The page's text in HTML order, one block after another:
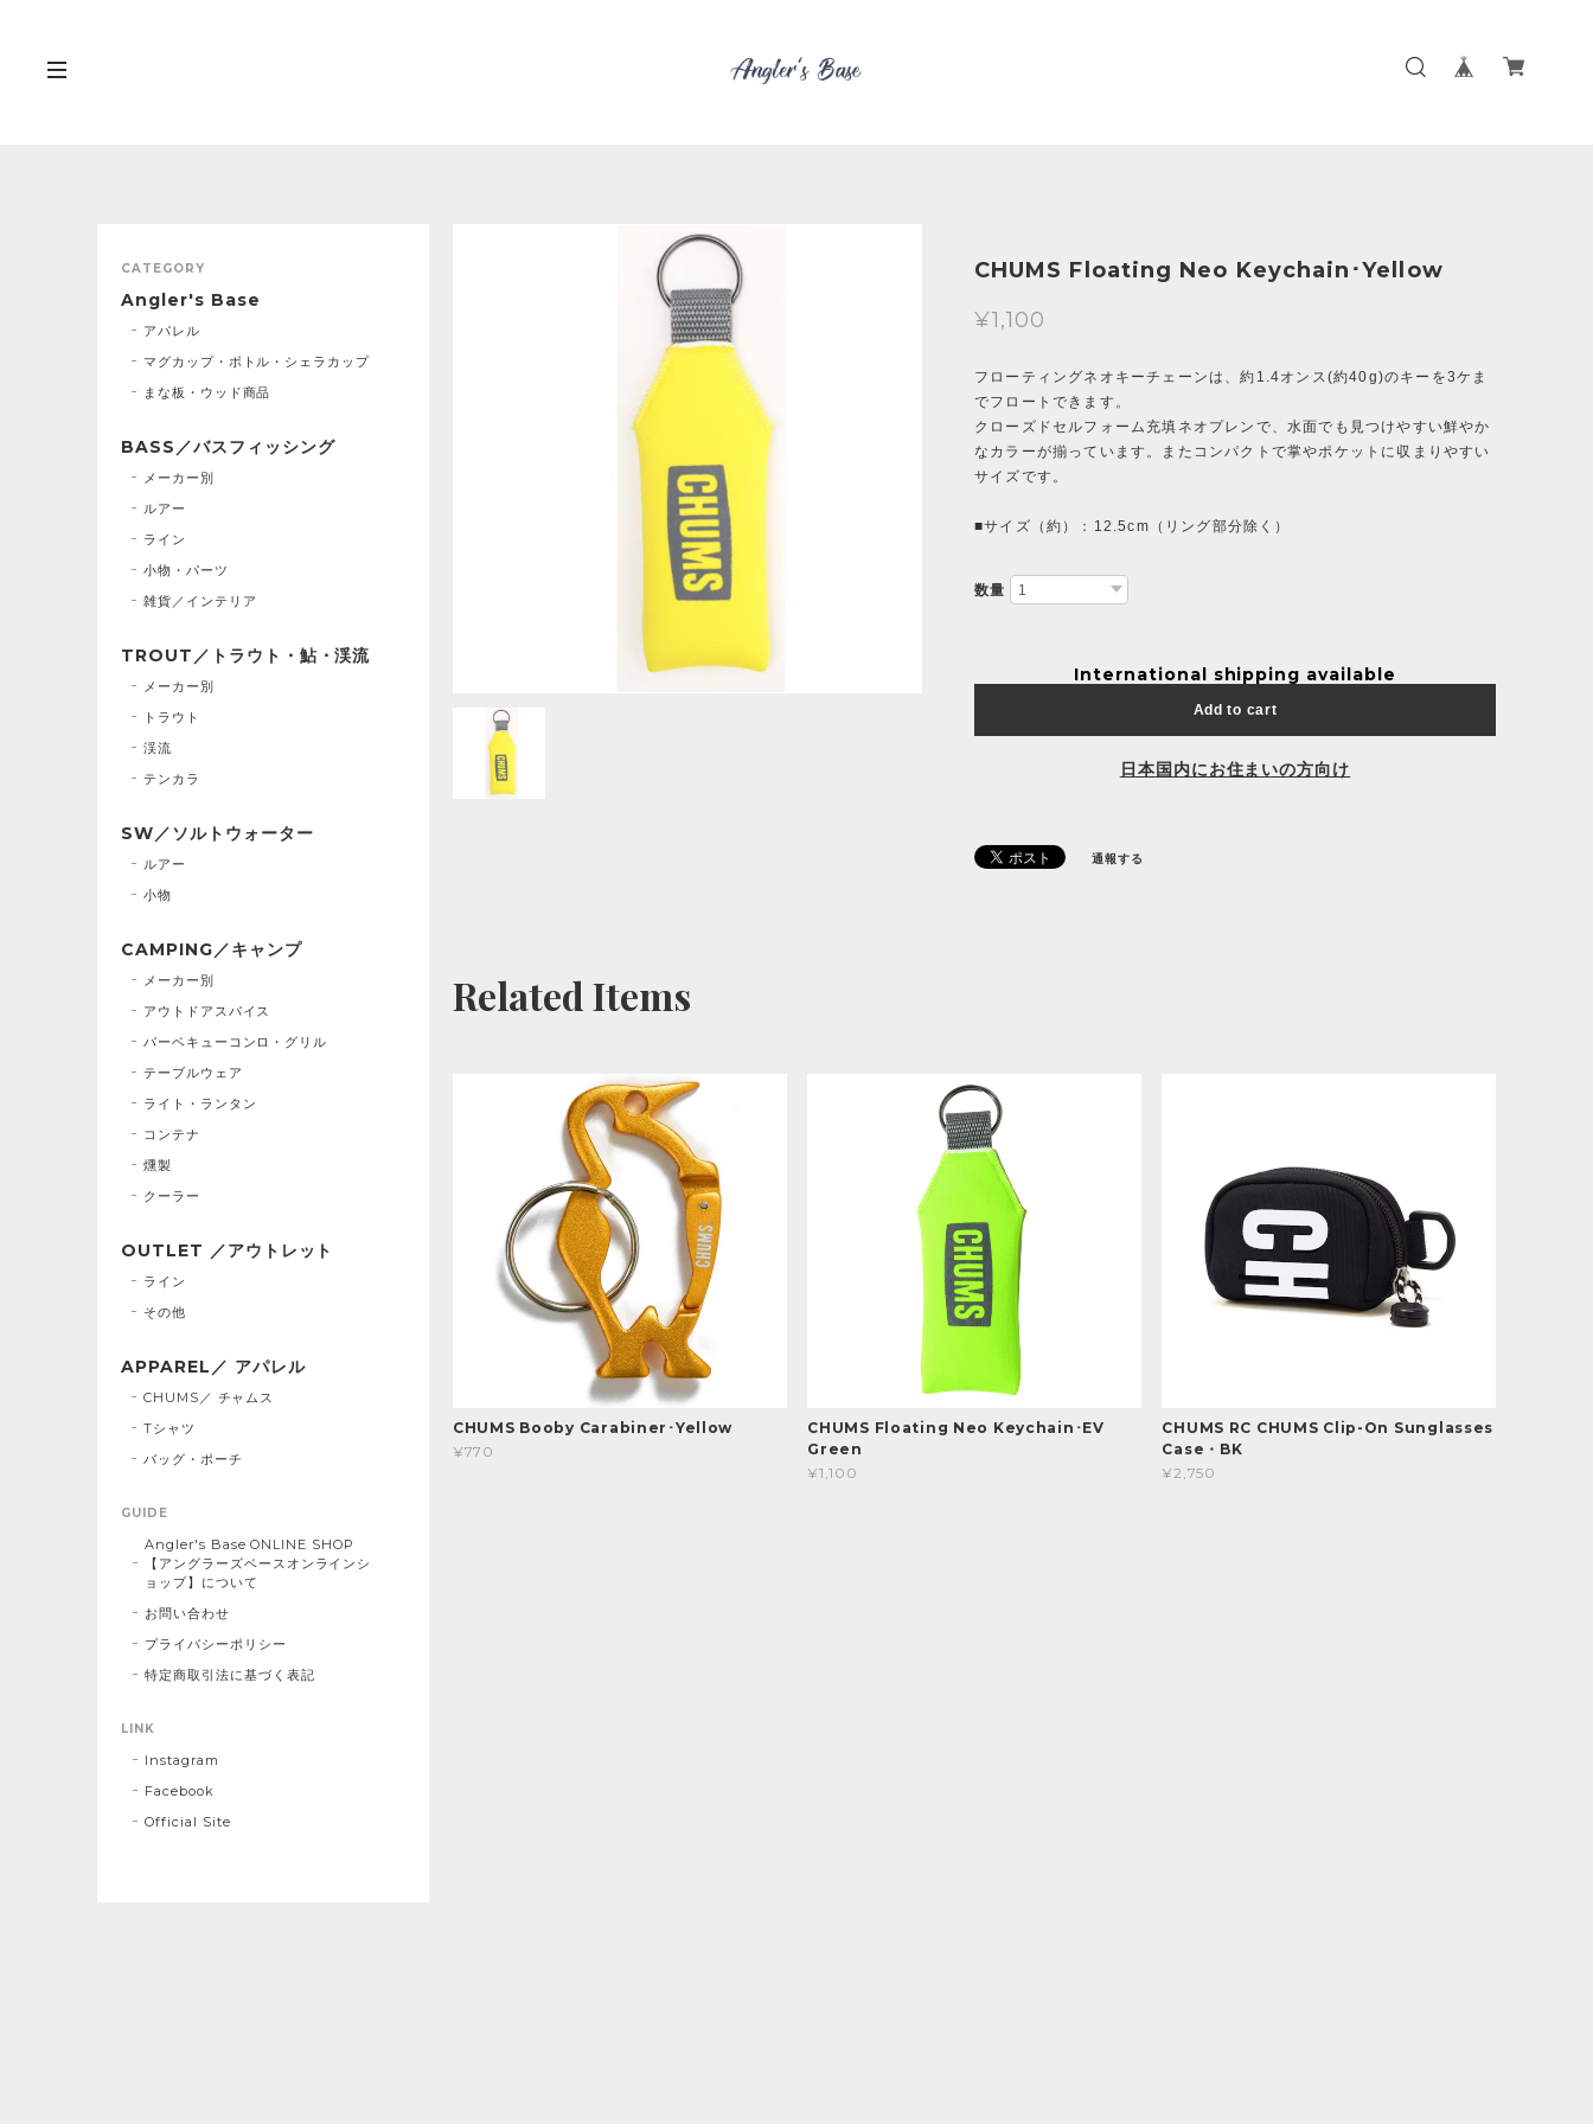
CHUMS Floating Neo Keychain･Yellow
¥1,100
フローティングネオキーチェーンは、約1.4オンス(約40g)のキーを3ケま
でフロートできます。
クローズドセルフォーム充填ネオプレンで、水面でも見つけやすい鮮やか
なカラーが揃っています。またコンパクトで掌やポケットに収まりやすい
サイズです。
■サイズ（約）：12.5cm（リング部分除く）
数量
International shipping available
Add to cart
日本国内にお住まいの方向け
通報する
Related Items
CHUMS Booby Carabiner･Yellow
¥770
CHUMS Floating Neo Keychain･EV
Green
¥1,100
CHUMS RC CHUMS Clip-On Sunglasses
Case・BK
¥2,750
CATEGORY
Angler's Base
アパレル
マグカップ・ボトル・シェラカップ
まな板・ウッド商品
BASS／バスフィッシング
メーカー別
ルアー
ライン
小物・パーツ
雑貨／インテリア
TROUT／トラウト・鮎・渓流
メーカー別
トラウト
渓流
テンカラ
SW／ソルトウォーター
ルアー
小物
CAMPING／キャンプ
メーカー別
アウトドアスパイス
バーベキューコンロ・グリル
テーブルウェア
ライト・ランタン
コンテナ
燻製
クーラー
OUTLET ／アウトレット
ライン
その他
APPAREL／ アパレル
CHUMS／ チャムス
Tシャツ
バッグ・ポーチ
GUIDE
Angler's Base ONLINE SHOP
【アングラーズベースオンラインシ
ョップ】について
お問い合わせ
プライバシーポリシー
特定商取引法に基づく表記
LINK
Instagram
Facebook
Official Site